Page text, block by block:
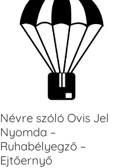
Névre szóló Ovis Jel
Nyomda –
Ruhabélyegző –
Ejtőernyő